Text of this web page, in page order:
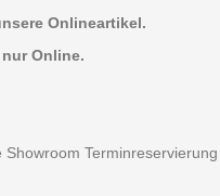
Onlineartikel.
Online.
Terminreservierung